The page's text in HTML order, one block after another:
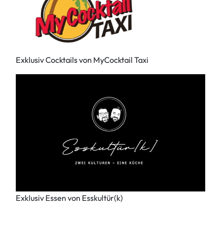
Exklusiv Cocktails von MyCocktail Taxi
Exklusiv Essen von Esskultür(k)